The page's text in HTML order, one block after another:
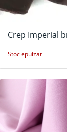
Crep Imperial
Stoc epuizat